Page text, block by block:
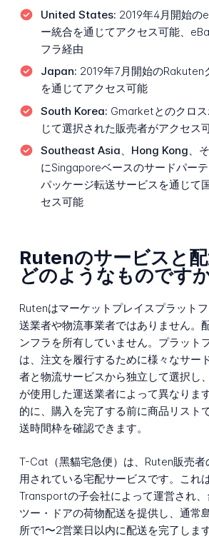
United States: 2019年4月開始の
ー統合を通じてアクセス可能、
フラ経由
Japan: 2019年7月開始のRakuten
を通じてアクセス可能
South Korea: Gmarketとのクロ
じて選択された販売者がアクセス
Southeast Asia、Hong Kong、
にSingaporeベースのサードパー
パッケージ転送サービスを通じて
セス可能
Rutenのサービスと
どのようなものです
Rutenはマーケットプレイスプラット
送業者や物流事業者ではありません。
ンフラを所有していません。プラット
は、注文を履行するために様々なサー
者と物流サービスから独立して選択し
が使用した運送業者によって異なりま
的に、購入を完了する前に商品リスト
送時間枠を確認できます。
T-Cat（黑貓宅急便）は、Ruten販売者
用されている宅配サービスです。これ
Transportの子会社によって運営され、
ツー・ドアの荷物配送を提供し、通常
所で1〜2営業日以内に配送を完了しま